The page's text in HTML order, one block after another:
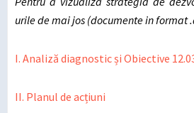
urile de mai jos (documente in format
I. Analiză diagnostic și Obiective
II. Planul de acțiuni